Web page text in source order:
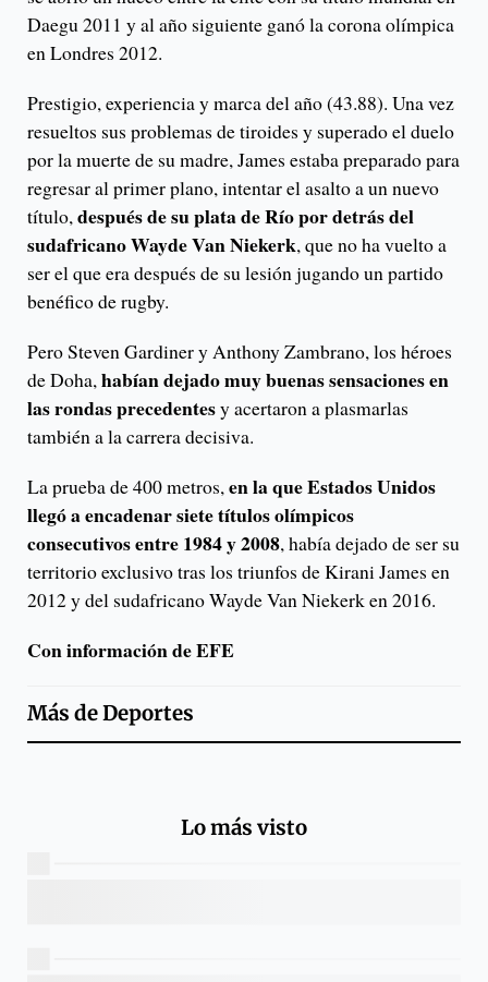
Daegu 2011 y al año siguiente ganó la corona olímpica
en Londres 2012.
Prestigio, experiencia y marca del año (43.88). Una vez
resueltos sus problemas de tiroides y superado el duelo
por la muerte de su madre, James estaba preparado para
regresar al primer plano, intentar el asalto a un nuevo
título,después de su plata de Río por detrás del
sudafricano Wayde Van Niekerk, que no ha vuelto a
ser el que era después de su lesión jugando un partido
benéfico de rugby.
Pero Steven Gardiner y Anthony Zambrano, los héroes
de Doha,habían dejado muy buenas sensaciones en
las rondas precedentesy acertaron a plasmarlas
también a la carrera decisiva.
La prueba de 400 metros,en la que Estados Unidos
llegó a encadenar siete títulos olímpicos
consecutivos entre 1984 y 2008, había dejado de ser su
territorio exclusivo tras los triunfos de Kirani James en
2012 y del sudafricano Wayde Van Niekerk en 2016.
Con información de EFE
Más deDeportes
Lo más visto